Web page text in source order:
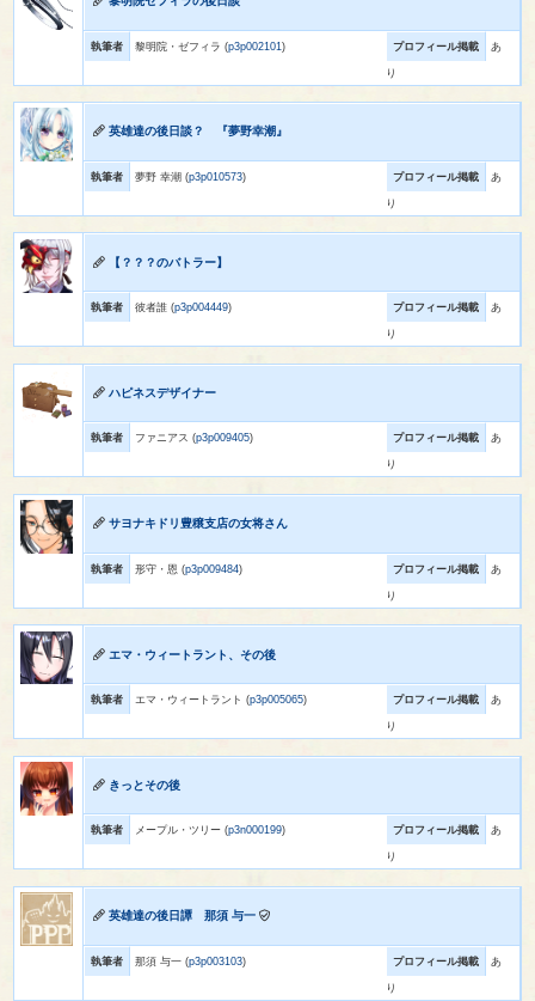
執筆者 黎明院・ゼフィラ (p3p002101) プロフィール掲載 あ
り
英雄達の後日談？ 『夢野幸潮』
執筆者 夢野 幸潮 (p3p010573) プロフィール掲載 あ
り
【？？？のバトラー】
執筆者 彼者誰 (p3p004449) プロフィール掲載 あ
り
ハピネスデザイナー
執筆者 ファニアス (p3p009405) プロフィール掲載 あ
り
サヨナキドリ豊穣支店の女将さん
執筆者 形守・恩 (p3p009484) プロフィール掲載 あ
り
エマ・ウィートラント、その後
執筆者 エマ・ウィートラント (p3p005065) プロフィール掲載 あ
り
きっとその後
執筆者 メープル・ツリー (p3n000199) プロフィール掲載 あ
り
英雄達の後日譚 那須 与一
執筆者 那須 与一 (p3p003103) プロフィール掲載 あ
り